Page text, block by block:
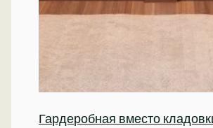
Гардеробная вместо